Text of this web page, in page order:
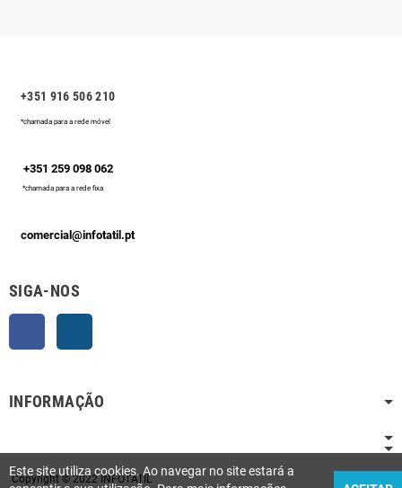
+351 916 506 210
*chamada para a rede móvel
+351 259 098 062
*chamada para a rede fixa
comercial@infotatil.pt
SIGA-NOS
INFORMAÇÃO
Copyright © 2022 INFOTATIL
Este site utiliza cookies. Ao navegar no site estará a